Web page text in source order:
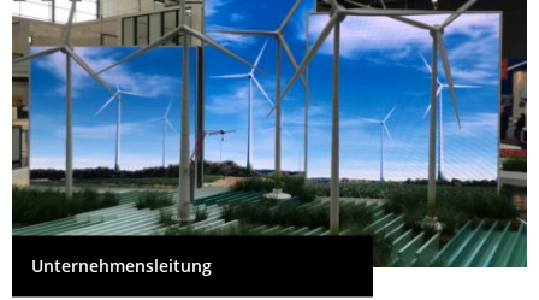
Unternehmensleitung